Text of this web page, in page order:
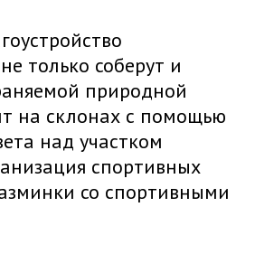
только соберут и
природной
на склонах с помощью
над участком
спортивных
со спортивными